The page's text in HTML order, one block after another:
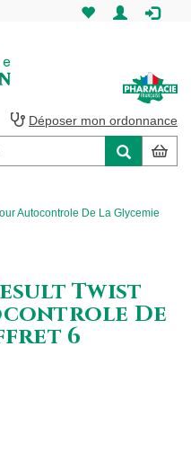
Martin
Pharmacie
Déposer mon ordonnance
Autocontrole De La Glycemie
Twist
De
6